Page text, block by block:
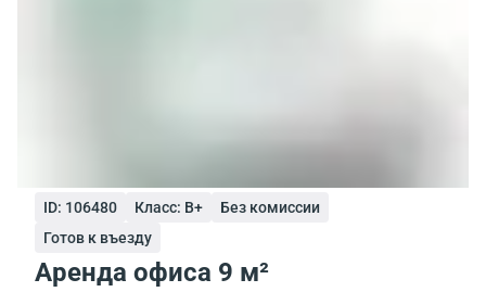
ID: 106480 Класс: B+
Без комиссии
Готов к въезду
Аренда офиса 9 м²